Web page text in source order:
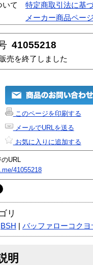
いて
特定商取引法に基
メーカー商品ペー
41055218
売を終了しました
このページを印刷する
メールでURLを送る
お気に入りに追加する
URL
41055218
リ
BSH バッファローコクヨ
明